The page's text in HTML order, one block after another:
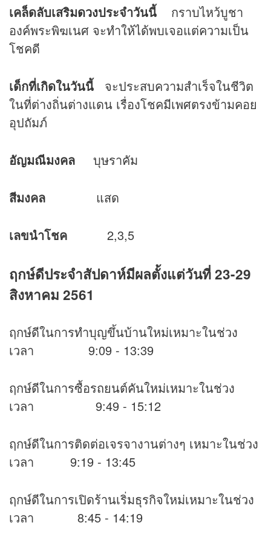
เคล็ดลับเสริมดวงประจำวันนี้ กราบไหว้บูชา
องค์พระพิฆเนศ จะทำให้ได้พบเจอแต่ความเป็น
โชคดี
เด็กที่เกิดในวันนี้ จะประสบความสำเร็จในชีวิต
ในที่ต่างถิ่นต่างแดน เรื่องโชคมีเพศตรงข้ามคอย
อุปถัมภ์
อัญมณีมงคล บุษราคัม
สีมงคล แสด
เลขนำโชค 2,3,5
ฤกษ์ดีประจำสัปดาห์มีผลตั้งแต่วันที่23-29
สิงหาคม 2561
ฤกษ์ดีในการทำบุญขึ้นบ้านใหม่เหมาะในช่วง
เวลา 9:09 - 13:39
ฤกษ์ดีในการซื้อรถยนต์คันใหม่เหมาะในช่วง
เวลา 9:49 - 15:12
ฤกษ์ดีในการติดต่อเจรจางานต่างๆ เหมาะในช่วง
เวลา 9:19 - 13:45
ฤกษ์ดีในการเปิดร้านเริ่มธุรกิจใหม่เหมาะในช่วง
เวลา 8:45 - 14:19